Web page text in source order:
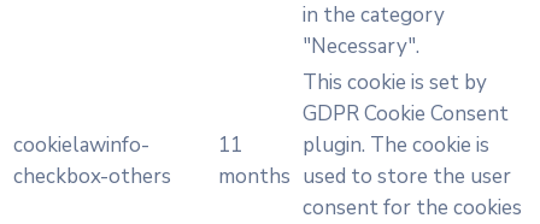
in the category
"Necessary".
cookielawinfo-
checkbox-others
11
months
This cookie is set by
GDPR Cookie Consent
plugin. The cookie is
used to store the user
consent for the cookies